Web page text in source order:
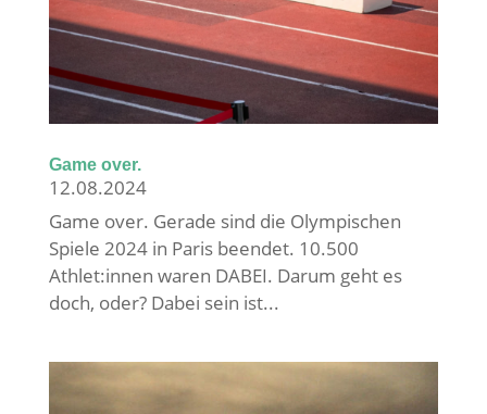
Game over.
12.08.2024
Game over. Gerade sind die Olympischen
Spiele 2024 in Paris beendet. 10.500
Athlet:innen waren DABEI. Darum geht es
doch, oder? Dabei sein ist...